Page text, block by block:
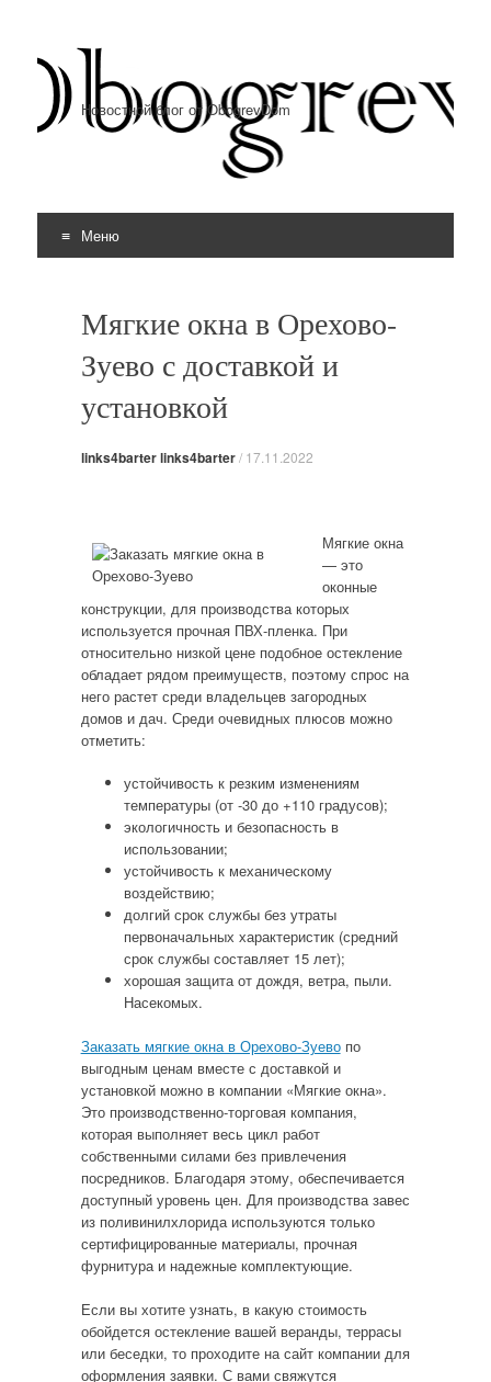
Новостной блог от ObogrevDom
Меню
Мягкие окна в Орехово-
Зуево с доставкой и
установкой
links4barter links4barter/ 17.11.2022
Мягкие окна
— это
оконные
конструкции, для производства которых
используется прочная ПВХ-пленка. При
относительно низкой цене подобное остекление
обладает рядом преимуществ, поэтому спрос на
него растет среди владельцев загородных
домов и дач. Среди очевидных плюсов можно
отметить:
устойчивость к резким изменениям
температуры (от -30 до +110 градусов);
экологичность и безопасность в
использовании;
устойчивость к механическому
воздействию;
долгий срок службы без утраты
первоначальных характеристик (средний
срок службы составляет 15 лет);
хорошая защита от дождя, ветра, пыли.
Насекомых.
Заказать мягкие окна в Орехово-Зуевопо
выгодным ценам вместе с доставкой и
установкой можно в компании «Мягкие окна».
Это производственно-торговая компания,
которая выполняет весь цикл работ
собственными силами без привлечения
посредников. Благодаря этому, обеспечивается
доступный уровень цен. Для производства завес
из поливинилхлорида используются только
сертифицированные материалы, прочная
фурнитура и надежные комплектующие.
Если вы хотите узнать, в какую стоимость
обойдется остекление вашей веранды, террасы
или беседки, то проходите на сайт компании для
оформления заявки. С вами свяжутся